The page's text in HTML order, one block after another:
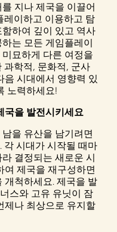
지나 제국을 이끌어
레이하고 이용하고 탐
하여 깊이 있고 역사
는 모든 게임플레이
묘하게 다른 여정을
과학적, 문화적, 군사
음 시대에서 영향력 있
노력하세요!
국을 발전시키세요
을 유산을 남기려면
각 시대가 시작될 때마
결정되는 새로운 시
여 제국을 재구성하면
개척하세요. 제국을 발
스와 고유 유닛이 잠
제나 최상으로 유지할